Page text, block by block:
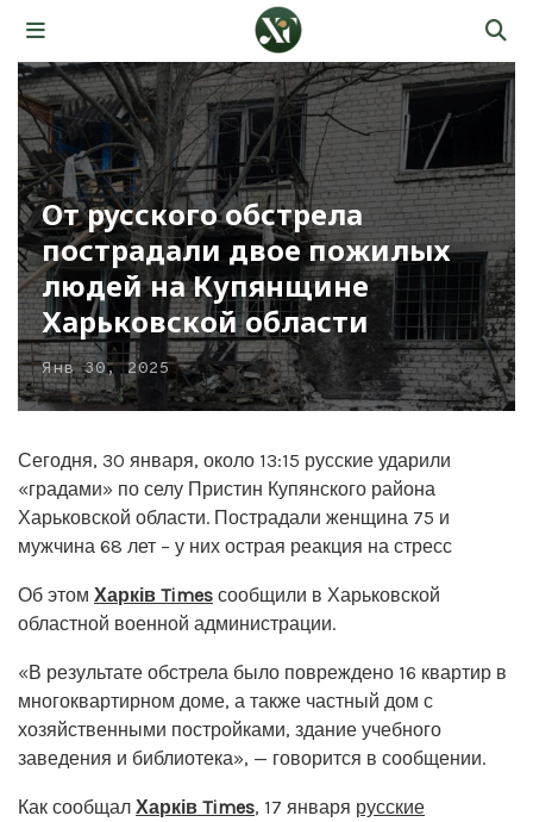
От русского обстрела
пострадали двое пожилых
людей на Купянщине
Харьковской области
Янв 30, 2025
Сегодня, 30 января, около 13:15 русские ударили
«градами» по селу Пристин Купянского района
Харьковской области. Пострадали женщина 75 и
мужчина 68 лет – у них острая реакция на стресс
Об этом Харків Times сообщили в Харьковской
областной военной администрации.
«В результате обстрела было повреждено 16 квартир в
многоквартирном доме, а также частный дом с
хозяйственными постройками, здание учебного
заведения и библиотека», — говорится в сообщении.
Как сообщал Харків Times, 17 января русские